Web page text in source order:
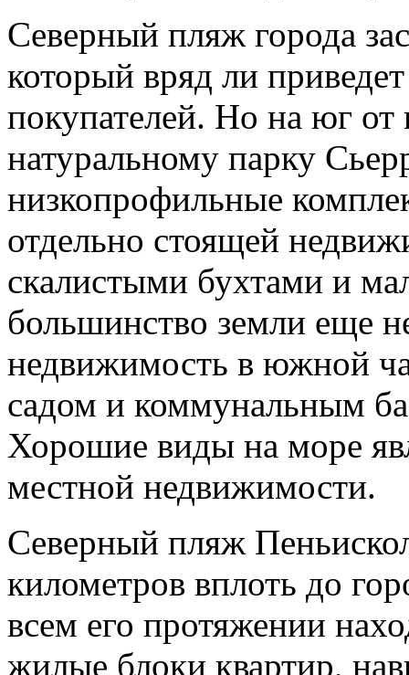
Северный пляж города
который вряд ли
покупателей. Но на юг
натуральному парку
низкопрофильные
отдельно стоящей
скалистыми бухтами и
большинство земли еще
недвижимость в южной
садом и коммунальным
Хорошие виды на море
местной недвижимости.
Северный пляж
километров вплоть до
всем его протяжении
жилые блоки квартир,